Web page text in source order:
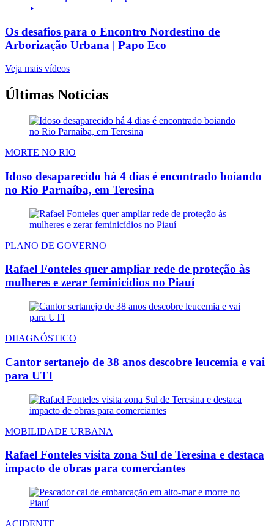
Os desafios para o Encontro Nordestino de
Arborização Urbana | Papo Eco
Veja mais vídeos
Últimas Notícias
MORTE NO RIO
Idoso desaparecido há 4 dias é encontrado boiando
no Rio Parnaíba, em Teresina
PLANO DE GOVERNO
Rafael Fonteles quer ampliar rede de proteção às
mulheres e zerar feminicídios no Piauí
DIIAGNÓSTICO
Cantor sertanejo de 38 anos descobre leucemia e vai
para UTI
MOBILIDADE URBANA
Rafael Fonteles visita zona Sul de Teresina e destaca
impacto de obras para comerciantes
ACIDENTE